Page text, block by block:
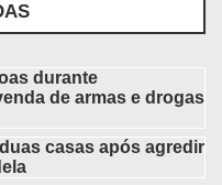
durante
de armas e drogas
casas após agredir